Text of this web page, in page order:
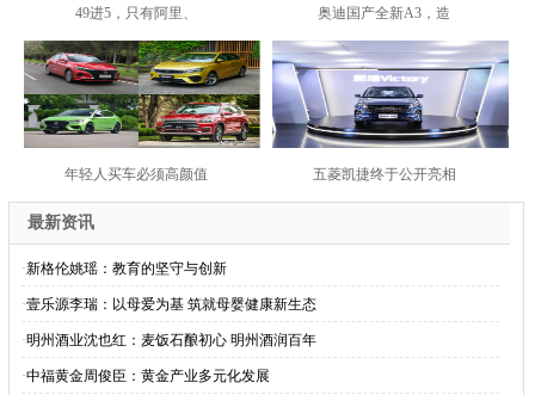
49进5，只有阿里、 奥迪国产全新A3，造
年轻人买车必须高颜值 五菱凯捷终于公开亮相
最新资讯
·新格伦姚瑶：教育的坚守与创新
·壹乐源李瑞：以母爱为基 筑就母婴健康新生态
·明州酒业沈也红：麦饭石酿初心 明州酒润百年
·中福黄金周俊臣：黄金产业多元化发展